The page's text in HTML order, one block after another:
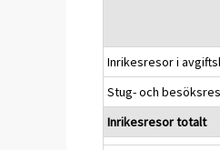
Inrikesresor i
Stug- och
Inrikesresor totalt